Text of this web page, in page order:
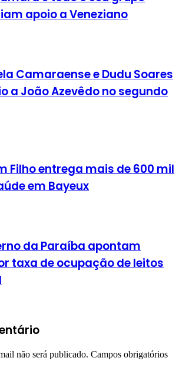
apoio a Veneziano
Camaraense e Dudu Soares
a João Azevêdo no segundo
Filho entrega mais de 600 mil
em Bayeux
da Paraíba apontam
taxa de ocupação de leitos
não será publicado. Campos obrigatórios